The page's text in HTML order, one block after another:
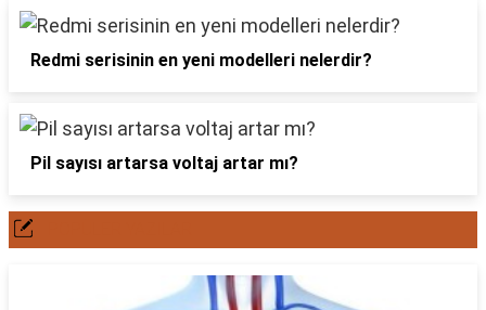
Redmi serisinin en yeni modelleri nelerdir?
Pil sayısı artarsa voltaj artar mı?